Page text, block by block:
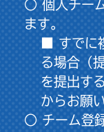
○ 個人チー
ます。
■ すでに
る場合（
を提出す
からお願
○ チーム登